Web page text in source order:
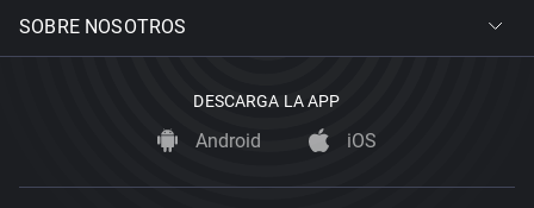
SOBRE NOSOTROS
DESCARGA LA APP
Android iOS